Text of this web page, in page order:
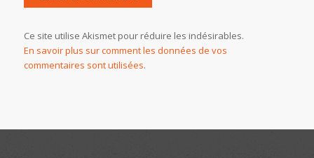
Ce site utilise Akismet pour réduire les indésirables.
En savoir plus sur comment les données de vos
commentaires sont utilisées.